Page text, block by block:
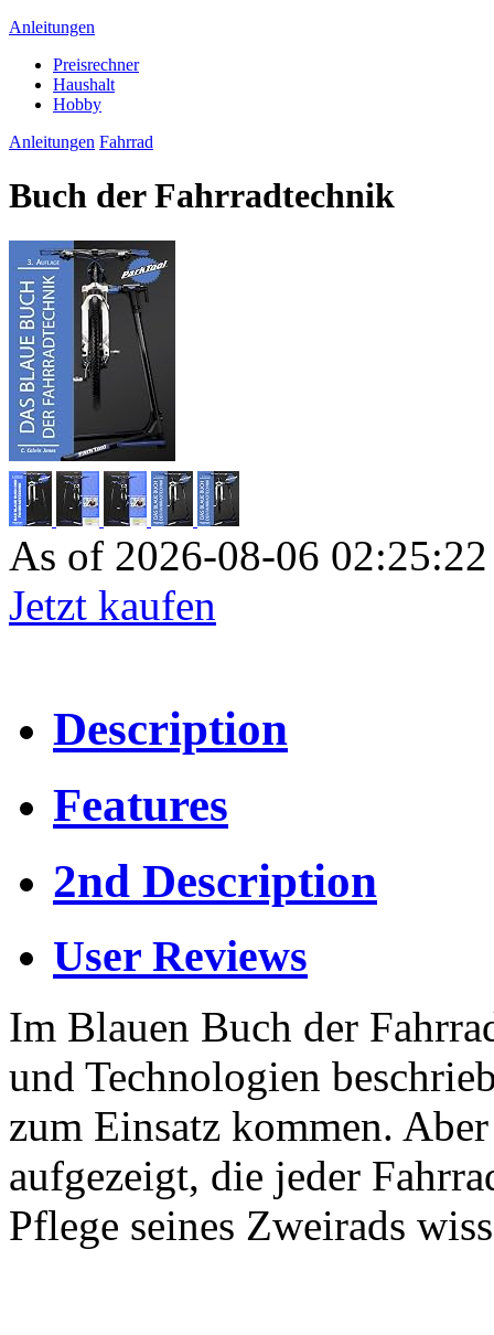
Anleitungen
Preisrechner
Haushalt
Hobby
Anleitungen Fahrrad
Buch der Fahrradtechnik
As of 2026-08-06
Jetzt kaufen
Description
Features
2nd Description
User Reviews
Im Blauen Buch der
und Technologien
zum Einsatz kommen.
aufgezeigt, die jeder
Pflege seines Zweirads